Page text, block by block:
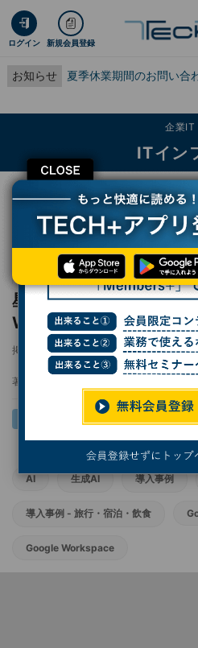
ログイン 新規会員登録
お知らせ 夏季休業期間のお問い合
CLOSE
企業IT
ITイン
TECH+ 企業IT
ITインフラ
星野リゾートは、なぜGemini for Google
レポート
星野リゾートは、なぜ
Workspaceをいち早く導
掲載日 2024/08/19 07:00
著者：
AI 生成AI 導入事例
導入事例 - 旅行・宿泊・飲食
Google Workspace